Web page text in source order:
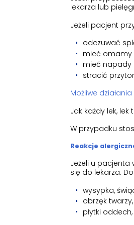
lekarza lub
Jeżeli pacjent
odczuwać
mieć omamy
mieć napady
stracić
Możliwe
Jak każdy lek,
W przypadku
Reakcje
Jeżeli u pacjenta
się do lekarza.
wysypka,
obrzęk
płytki